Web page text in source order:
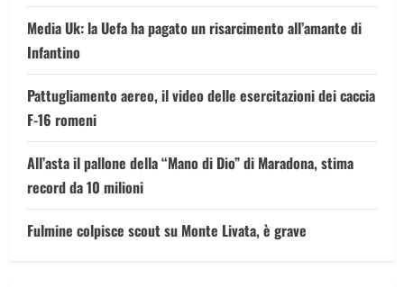
Media Uk: la Uefa ha pagato un risarcimento all’amante di
Infantino
Pattugliamento aereo, il video delle esercitazioni dei caccia
F-16 romeni
All’asta il pallone della “Mano di Dio” di Maradona, stima
record da 10 milioni
Fulmine colpisce scout su Monte Livata, è grave